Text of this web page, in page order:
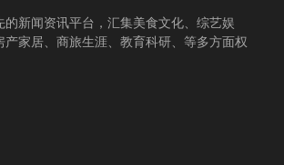
的新闻资讯平台，汇集美食文化、综艺娱
产家居、商旅生涯、教育科研、等多方面权